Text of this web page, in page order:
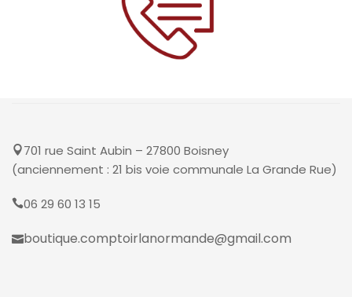
701 rue Saint Aubin – 27800 Boisney
(anciennement : 21 bis voie communale La Grande Rue)
06 29 60 13 15
boutique.comptoirlanormande@gmail.com